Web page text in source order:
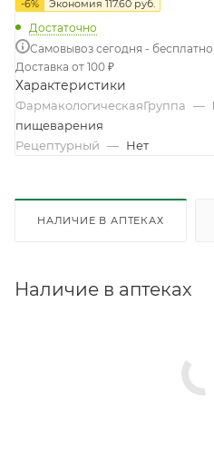
-6% Экономия 117.60 руб.
Достаточно
Самовывоз сегодня - бесплатно
Доставка от 100 ₽
Характеристики
ФармакологическаяГруппа —
пищеварения
Рецептурный — Нет
НАЛИЧИЕ В АПТЕКАХ
Наличие в аптеках